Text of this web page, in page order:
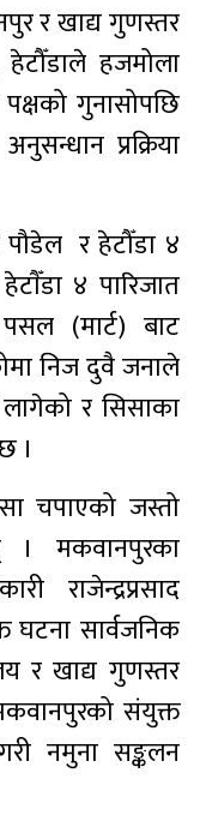
र खाद्य गुणस्तर
हेटौँडाले हजमोला
पक्षको गुनासोपछि
प्रक्रिया
पौडेल र हेटौँडा ४
४ पारिजात
(मार्ट) बाट
निज दुवै जनाले
र सिसाका
।
चपाएको जस्तो
मकवानपुरका
राजेन्द्रप्रसाद
सार्वजनिक
र खाद्य गुणस्तर
संयुक्त
नमुना सङ्कलन